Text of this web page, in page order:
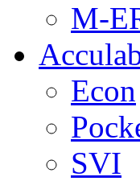
M-
Econ
SVI